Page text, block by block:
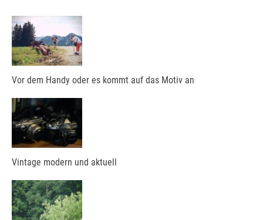
Vor dem Handy oder es kommt auf das Motiv an
Vintage modern und aktuell